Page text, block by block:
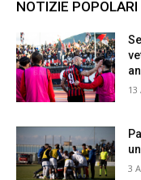
NOTIZIE POPOLARI
13
3